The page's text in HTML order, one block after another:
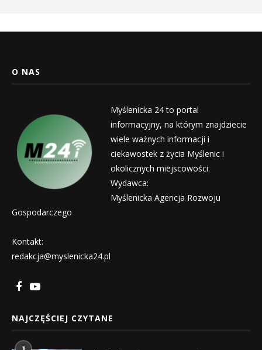
O NAS
Myślenicka 24 to portal
informacyjny, na którym znajdziecie
wiele ważnych informacji i
ciekawostek z życia Myślenic i
okolicznych miejscowości.
Wydawca:
Myślenicka Agencja Rozwoju
Gospodarczego
Kontakt:
redakcja@myslenicka24.pl
NAJCZĘŚCIEJ CZYTANE